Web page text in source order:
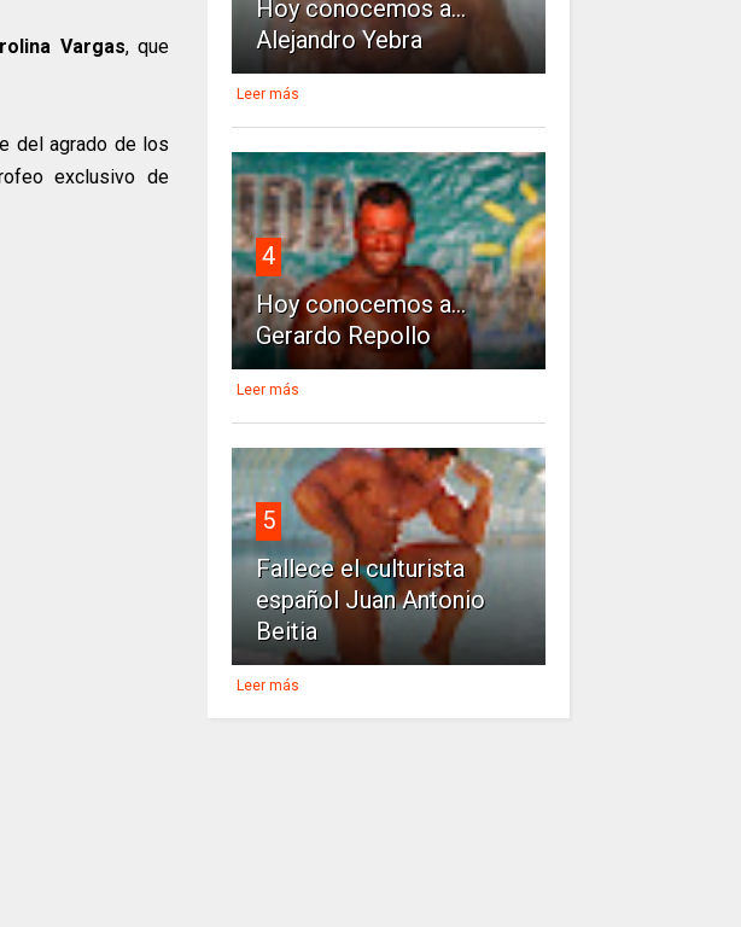
Vargas, que
del agrado de los
exclusivo de
Hoy conocemos a...
Alejandro Yebra
Leer más
4
Hoy conocemos a...
Gerardo Repollo
Leer más
5
Fallece el culturista
español Juan Antonio
Beitia
Leer más